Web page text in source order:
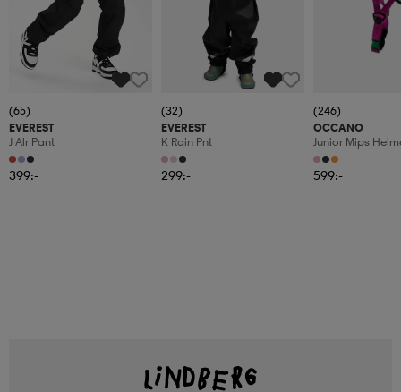
(65)
EVEREST
J Alr Pant
399:-
(32)
EVEREST
K Rain Pnt
299:-
(246)
OCCANO
Junior Mips
599:-